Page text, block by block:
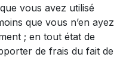
vous avez utilisé
que vous n’en ayez
; en tout état de
de frais du fait de